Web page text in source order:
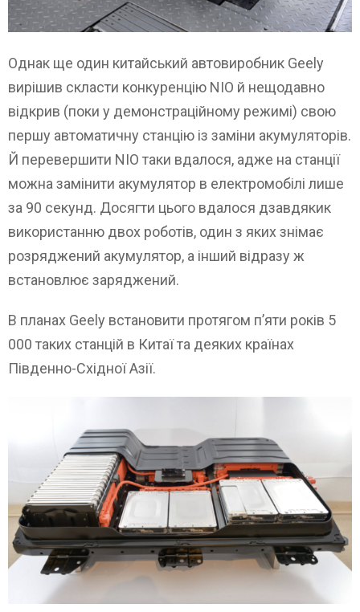
Однак ще один китайський автовиробник Geely
вирішив скласти конкуренцію NIO й нещодавно
відкрив (поки у демонстраційному режимі) свою
першу автоматичну станцію із заміни акумуляторів.
Й перевершити NIO таки вдалося, адже на станції
можна замінити акумулятор в електромобілі лише
за 90 секунд. Досягти цього вдалося дзавдякик
використанню двох роботів, один з яких знімає
розряджений акумулятор, а інший відразу ж
встановлює заряджений.
В планах Geely встановити протягом п’яти років 5
000 таких станцій в Китаї та деяких країнах
Південно-Східної Азії.